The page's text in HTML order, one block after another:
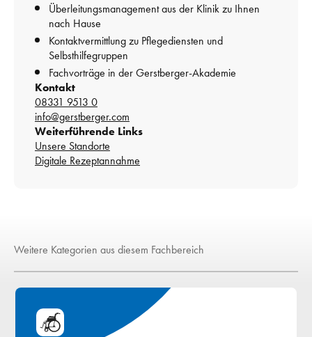
Überleitungsmanagement aus der Klinik zu Ihnen
nach Hause
Kontaktvermittlung zu Pflegediensten und
Selbsthilfegruppen
Fachvorträge in der Gerstberger-Akademie
Kontakt
08331 9513 0
info@gerstberger.com
Weiterführende Links
Unsere Standorte
Digitale Rezeptannahme
Weitere Kategorien aus diesem Fachbereich